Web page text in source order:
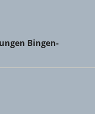
Bingen-Ingelheim
Bingen-